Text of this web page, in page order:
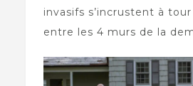
invasifs s’incrustent à
entre les 4 murs de la